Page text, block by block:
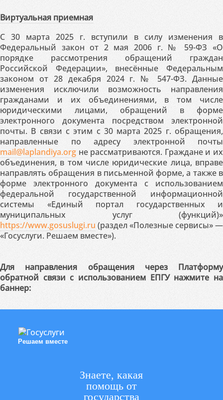
Виртуальная приемная
С 30 марта 2025 г. вступили в силу изменения в
Федеральный закон от 2 мая 2006 г. № 59-ФЗ «О
порядке рассмотрения обращений граждан
Российской Федерации», внесённые Федеральным
законом от 28 декабря 2024 г. № 547-ФЗ. Данные
изменения исключили возможность направления
гражданами и их объединениями, в том числе
юридическими лицами, обращений в форме
электронного документа посредством электронной
почты. В связи с этим с 30 марта 2025 г. обращения,
направленные по адресу электронной почты
mail@laplandiya.org не рассматриваются. Граждане и их
объединения, в том числе юридические лица, вправе
направлять обращения в письменной форме, а также в
форме электронного документа с использованием
федеральной государственной информационной
системы «Единый портал государственных и
муниципальных услуг (функций)»
https://www.gosuslugi.ru (раздел «Полезные сервисы» —
«Госуслуги. Решаем вместе»).
Для направления обращения через Платформу
обратной связи с использованием ЕПГУ нажмите на
баннер:
Решаем вместе
Знаете, какая
помощь от
государства